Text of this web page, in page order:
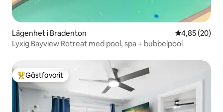
Lägenhet i Bradenton 4,85 av 5 i
4,85 (20)
Lyxig Bayview Retreat med pool, spa + bubbelpool
Populär gästfavorit
Gästfavorit